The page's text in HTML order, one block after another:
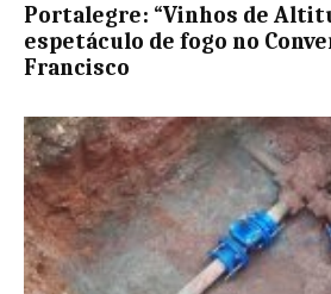
Portalegre: “Vinhos de
espetáculo de fogo no
Francisco